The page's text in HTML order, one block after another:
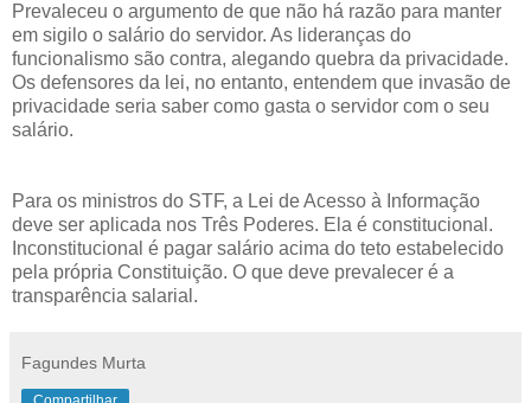
Prevaleceu o argumento de que não há razão para manter
em sigilo o salário do servidor. As lideranças do
funcionalismo são contra, alegando quebra da privacidade.
Os defensores da lei, no entanto, entendem que invasão de
privacidade seria saber como gasta o servidor com o seu
salário.
Para os ministros do STF, a Lei de Acesso à Informação
deve ser aplicada nos Três Poderes. Ela é constitucional.
Inconstitucional é pagar salário acima do teto estabelecido
pela própria Constituição. O que deve prevalecer é a
transparência salarial.
Fagundes Murta